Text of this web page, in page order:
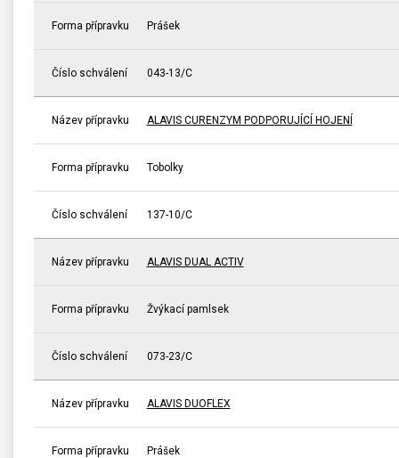
Forma přípravku Prášek
Číslo schválení 043-13/C
Název přípravku ALAVIS CURENZYM PODPORUJÍCÍ HOJENÍ
Forma přípravku Tobolky
Číslo schválení 137-10/C
Název přípravku ALAVIS DUAL ACTIV
Forma přípravku Žvýkací pamlsek
Číslo schválení 073-23/C
Název přípravku ALAVIS DUOFLEX
Forma přípravku Prášek